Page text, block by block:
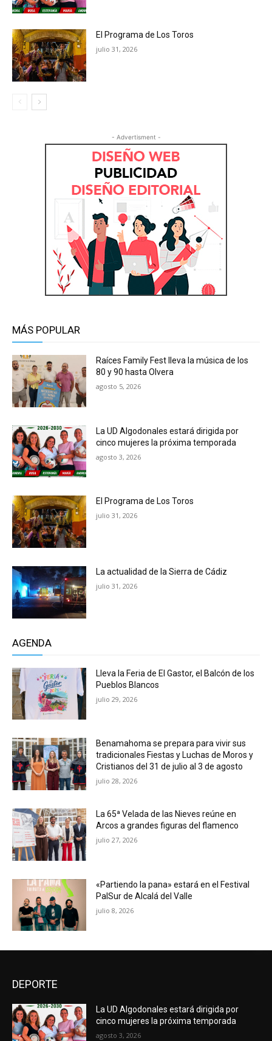
El Programa de Los Toros
julio 31, 2026
- Advertisment -
MÁS POPULAR
Raíces Family Fest lleva la música de los
80 y 90 hasta Olvera
agosto 5, 2026
La UD Algodonales estará dirigida por
cinco mujeres la próxima temporada
agosto 3, 2026
El Programa de Los Toros
julio 31, 2026
La actualidad de la Sierra de Cádiz
julio 31, 2026
AGENDA
Lleva la Feria de El Gastor, el Balcón de los
Pueblos Blancos
julio 29, 2026
Benamahoma se prepara para vivir sus
tradicionales Fiestas y Luchas de Moros y
Cristianos del 31 de julio al 3 de agosto
julio 28, 2026
La 65ª Velada de las Nieves reúne en
Arcos a grandes figuras del flamenco
julio 27, 2026
«Partiendo la pana» estará en el Festival
PalSur de Alcalá del Valle
julio 8, 2026
DEPORTE
La UD Algodonales estará dirigida por
cinco mujeres la próxima temporada
agosto 3, 2026